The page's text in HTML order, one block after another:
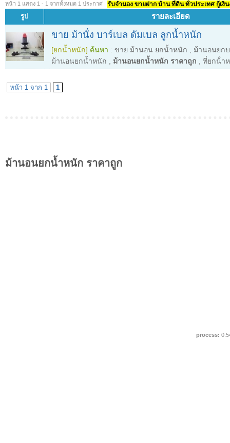
หน้า 1 แสดง 1 - 1 จากทั้งหมด 1 ประกาศ รับจำนอง ขายฝาก บ้าน ที่ดิน ทั่วประเทศ กู้เงิ
รูป รายละเอียด
ขาย ม้านั่ง บาร์เบล ดัมเบล ลูกน้ำหนัก
[ยกน้ำหนัก] ค้นหา : ขาย ม้านอน ยกน้ำหนัก
ม้านอนยก
ม้านอนยกน้ำหนัก
ม้านอนยกน้ำหนัก ราคาถูก ที่ยกน้ํา
หน้า 1 จาก 1 1
ม้านอนยกน้ำหนัก ราคาถูก
process: